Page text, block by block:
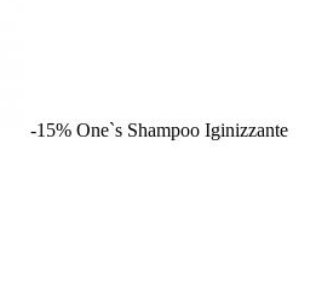
-15% One`s Shampoo Iginizzante